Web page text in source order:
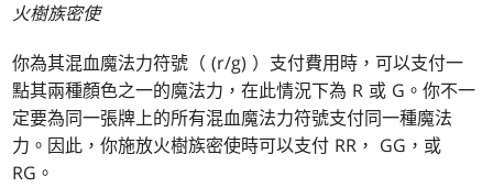
火樹族密使
你為其混血魔法力符號（(r/g) ）支付費用時，可以支付一
點其兩種顏色之一的魔法力，在此情況下為 R 或 G 。你不一
定要為同一張牌上的所有混血魔法力符號支付同一種魔法
力。因此，你施放火樹族密使時可以支付 RR ， GG ，或
RG 。